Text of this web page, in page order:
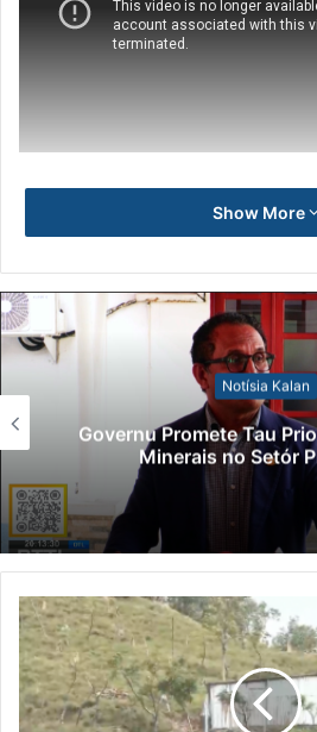
Show More
Notísia Kalan
Governu Promete Tau
Minerais no Setór